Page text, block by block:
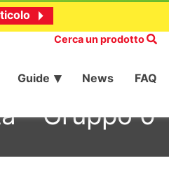
Cerca un prodotto
Guide News FAQ
– Gruppo 0